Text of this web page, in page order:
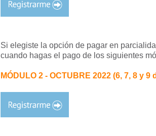
Si elegiste la opción de pagar en
cuando hagas el pago de los siguientes
MÓDULO 2 - OCTUBRE 2022 (6, 7, 8 y 9